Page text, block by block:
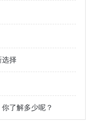
选择
了解多少呢？